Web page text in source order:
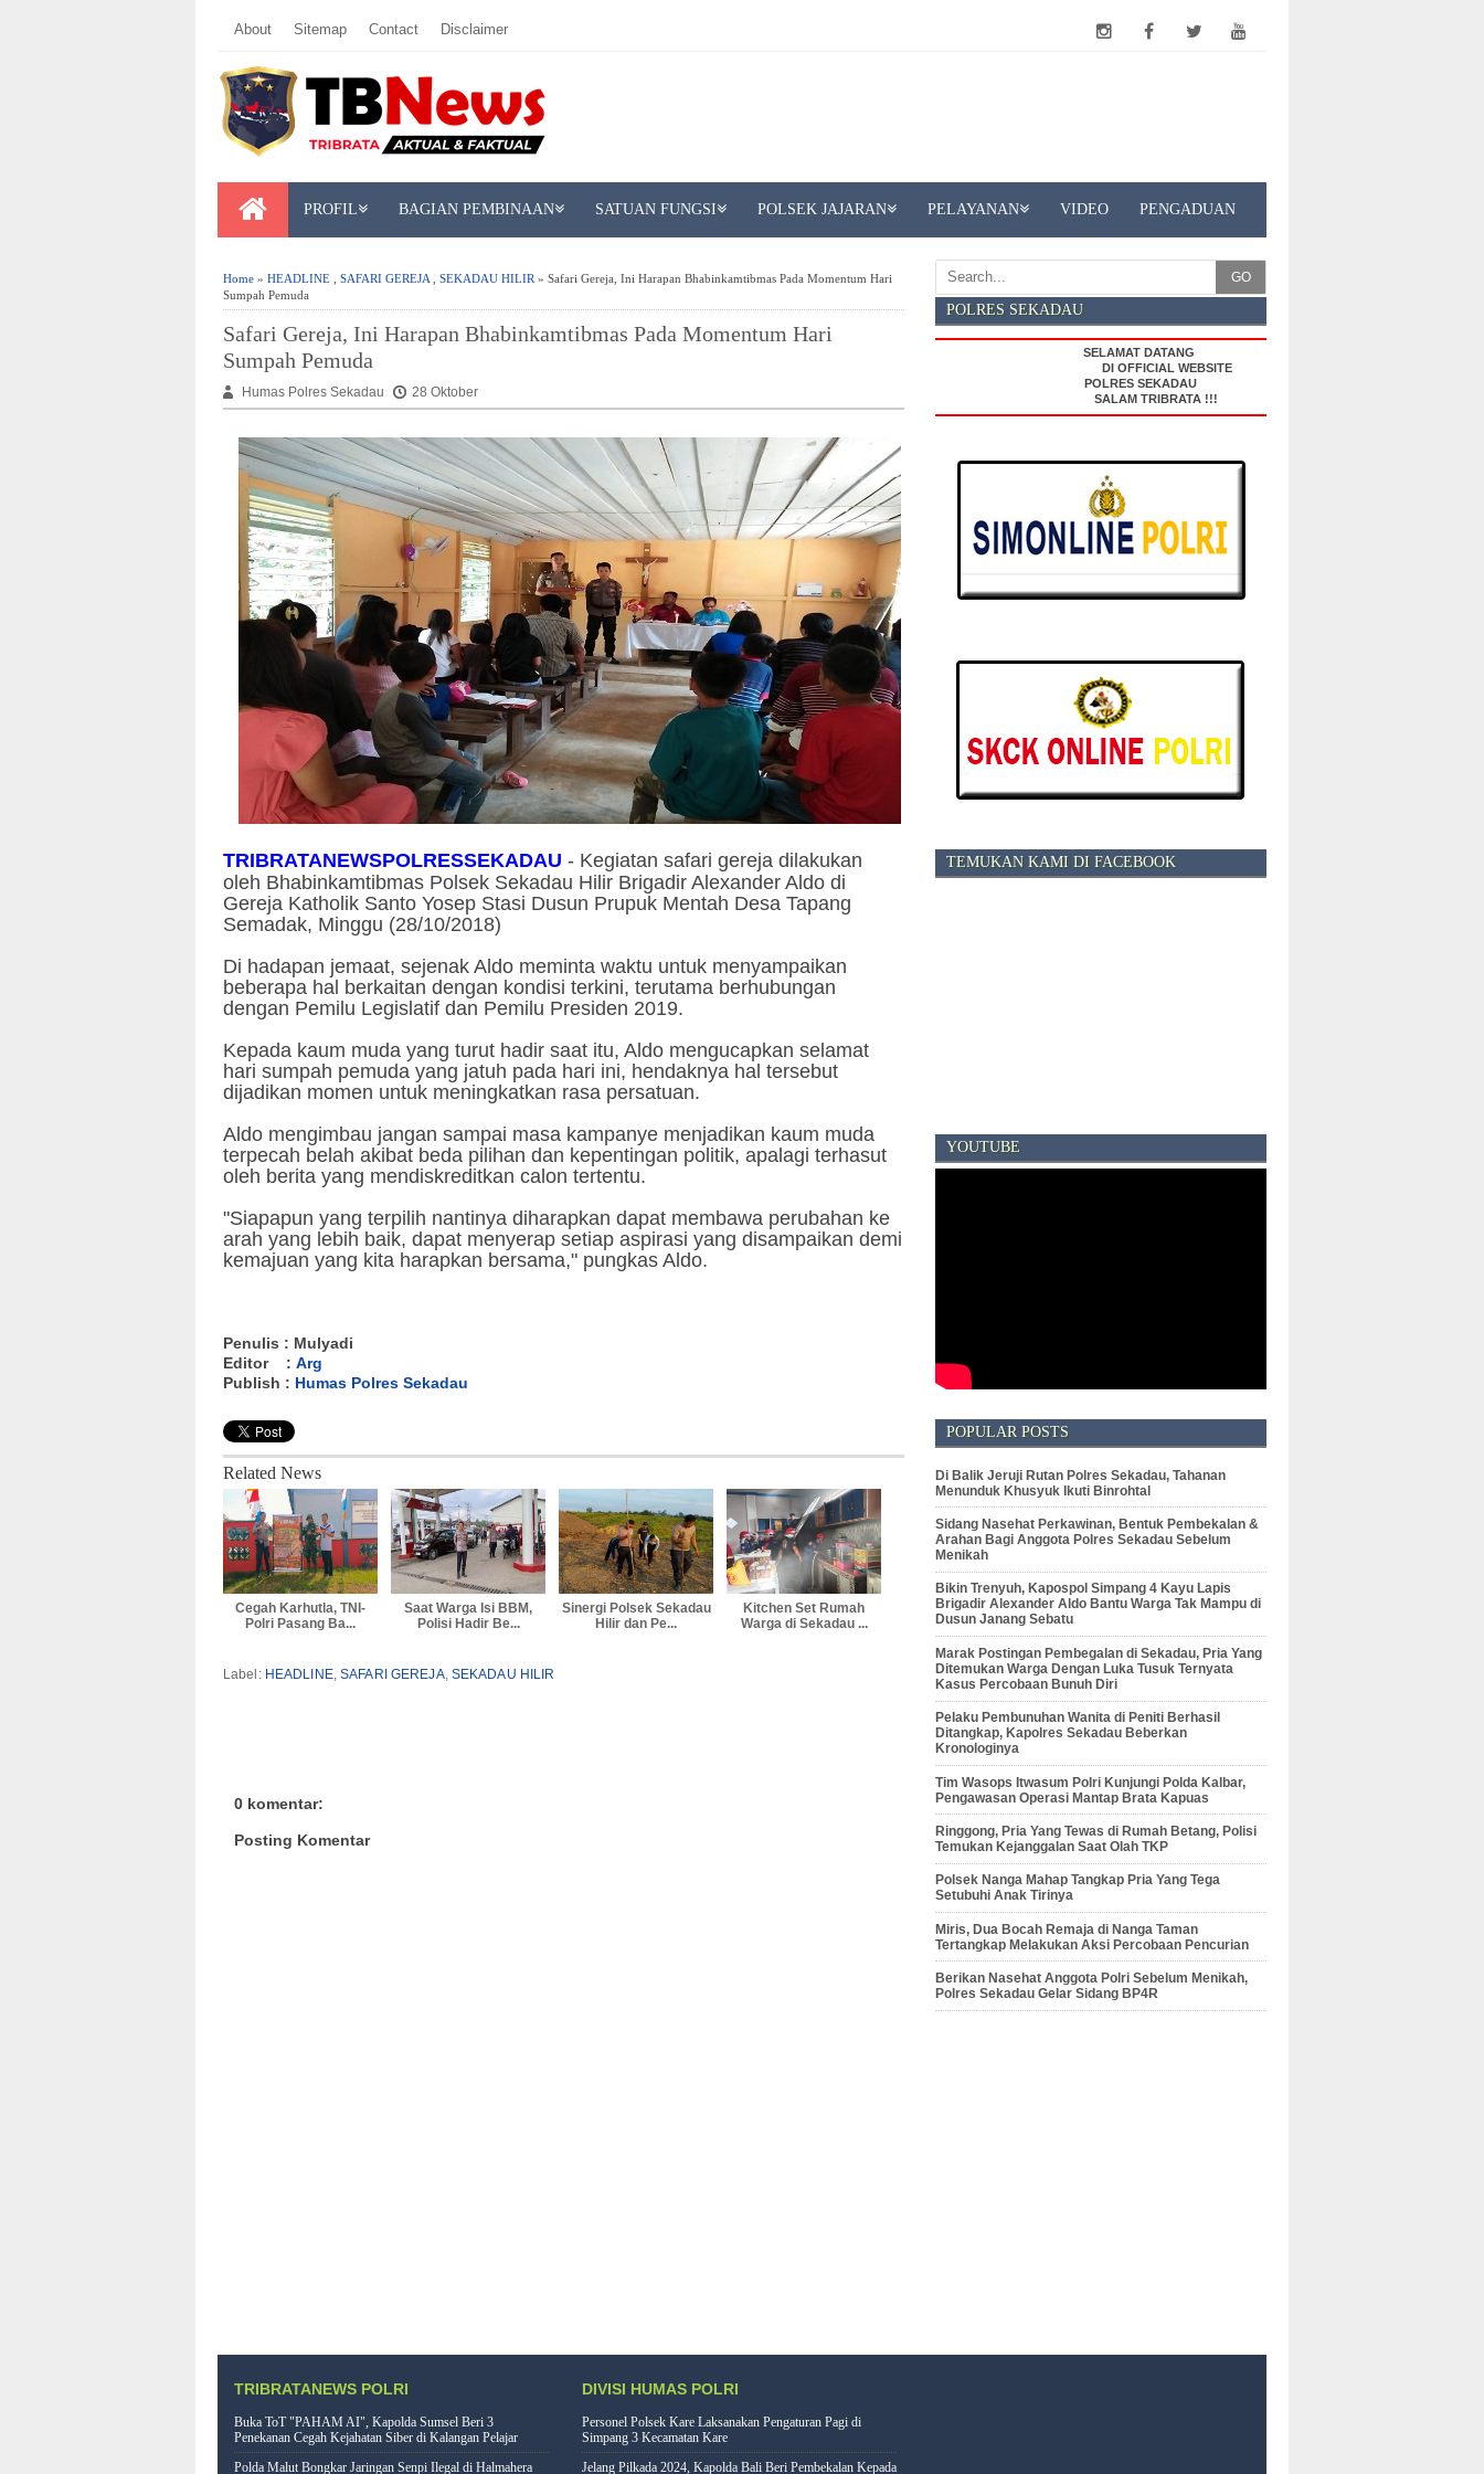
About Sitemap Contact Disclaimer
PROFIL BAGIAN PEMBINAAN SATUAN FUNGSI POLSEK JAJARAN PELAYANAN VIDEO PENGADUAN
Home » HEADLINE SAFARI GEREJA SEKADAU HILIR » Safari Gereja, Ini Harapan Bhabinkamtibmas Pada Momentum Hari
Sumpah Pemuda
Safari Gereja, Ini Harapan Bhabinkamtibmas Pada Momentum Hari
Sumpah Pemuda
Humas Polres Sekadau 28 Oktober
TRIBRATANEWSPOLRESSEKADAU - Kegiatan safari gereja dilakukan
oleh Bhabinkamtibmas Polsek Sekadau Hilir Brigadir Alexander Aldo di
Gereja Katholik Santo Yosep Stasi Dusun Prupuk Mentah Desa Tapang
Semadak, Minggu (28/10/2018)
Di hadapan jemaat, sejenak Aldo meminta waktu untuk menyampaikan
beberapa hal berkaitan dengan kondisi terkini, terutama berhubungan
dengan Pemilu Legislatif dan Pemilu Presiden 2019.
Kepada kaum muda yang turut hadir saat itu, Aldo mengucapkan selamat
hari sumpah pemuda yang jatuh pada hari ini, hendaknya hal tersebut
dijadikan momen untuk meningkatkan rasa persatuan.
Aldo mengimbau jangan sampai masa kampanye menjadikan kaum muda
terpecah belah akibat beda pilihan dan kepentingan politik, apalagi terhasut
oleh berita yang mendiskreditkan calon tertentu.
"Siapapun yang terpilih nantinya diharapkan dapat membawa perubahan ke
arah yang lebih baik, dapat menyerap setiap aspirasi yang disampaikan demi
kemajuan yang kita harapkan bersama," pungkas Aldo.
Penulis : Mulyadi
Editor : Arg
Publish : Humas Polres Sekadau
Related News
Cegah Karhutla, TNI-
Polri Pasang Ba...
Saat Warga Isi BBM,
Polisi Hadir Be...
Sinergi Polsek Sekadau
Hilir dan Pe...
Kitchen Set Rumah
Warga di Sekadau ...
Label: HEADLINE,SAFARI GEREJA, SEKADAU HILIR
0 komentar:
Posting Komentar
GO
POLRES SEKADAU
SELAMAT DATANG
DI OFFICIAL WEBSITE
POLRES SEKADAU
SALAM TRIBRATA !!!
TEMUKAN KAMI DI FACEBOOK
YOUTUBE
POPULAR POSTS
Di Balik Jeruji Rutan Polres Sekadau, Tahanan
Menunduk Khusyuk Ikuti Binrohtal
Sidang Nasehat Perkawinan, Bentuk Pembekalan &
Arahan Bagi Anggota Polres Sekadau Sebelum
Menikah
Bikin Trenyuh, Kapospol Simpang 4 Kayu Lapis
Brigadir Alexander Aldo Bantu Warga Tak Mampu di
Dusun Janang Sebatu
Marak Postingan Pembegalan di Sekadau, Pria Yang
Ditemukan Warga Dengan Luka Tusuk Ternyata
Kasus Percobaan Bunuh Diri
Pelaku Pembunuhan Wanita di Peniti Berhasil
Ditangkap, Kapolres Sekadau Beberkan
Kronologinya
Tim Wasops Itwasum Polri Kunjungi Polda Kalbar,
Pengawasan Operasi Mantap Brata Kapuas
Ringgong, Pria Yang Tewas di Rumah Betang, Polisi
Temukan Kejanggalan Saat Olah TKP
Polsek Nanga Mahap Tangkap Pria Yang Tega
Setubuhi Anak Tirinya
Miris, Dua Bocah Remaja di Nanga Taman
Tertangkap Melakukan Aksi Percobaan Pencurian
Berikan Nasehat Anggota Polri Sebelum Menikah,
Polres Sekadau Gelar Sidang BP4R
TRIBRATANEWS POLRI
Buka ToT "PAHAM AI", Kapolda Sumsel Beri 3
Penekanan Cegah Kejahatan Siber di Kalangan Pelajar
Polda Malut Bongkar Jaringan Senpi Ilegal di Halmahera
DIVISI HUMAS POLRI
Personel Polsek Kare Laksanakan Pengaturan Pagi di
Simpang 3 Kecamatan Kare
Jelang Pilkada 2024, Kapolda Bali Beri Pembekalan Kepada